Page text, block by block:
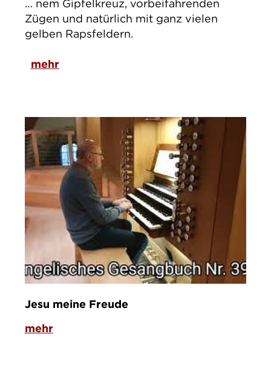
… nem Gipfelkreuz, vorbeifahrenden
Zügen und natürlich mit ganz vielen
gelben Rapsfeldern.
mehr
Jesu meine Freude
mehr